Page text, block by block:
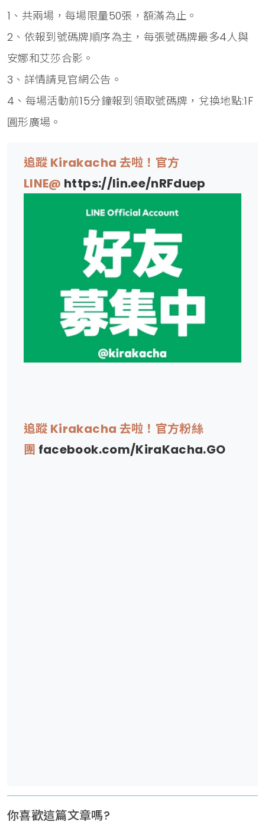
1、共兩場，每場限量50張，額滿為止。
2、依報到號碼牌順序為主，每張號碼牌最多4人與
安娜和艾莎合影。
3、詳情請見官網公告。
4、每場活動前15分鐘報到領取號碼牌，兌換地點:1F
圓形廣場。
追蹤 Kirakacha 去啦！官方
LINE@ https://lin.ee/nRFduep
追蹤 Kirakacha 去啦！官方粉絲
團 facebook.com/KiraKacha.GO
你喜歡這篇文章嗎?